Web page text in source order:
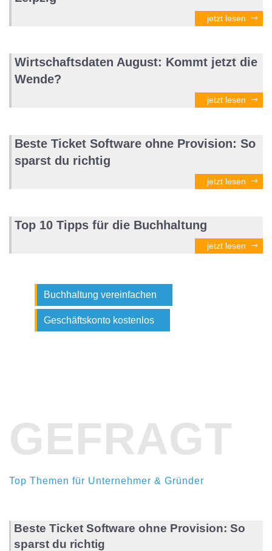
jetzt lesen
Wirtschaftsdaten August: Kommt jetzt die
Wende?
jetzt lesen
Beste Ticket Software ohne Provision: So
sparst du richtig
jetzt lesen
Top 10 Tipps für die Buchhaltung
jetzt lesen
Buchhaltung vereinfachen
Geschäftskonto kostenlos
GEFRAGT
Top Themen für Unternehmer & Gründer
Beste Ticket Software ohne Provision: So
sparst du richtig